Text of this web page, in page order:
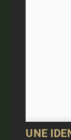
UNE